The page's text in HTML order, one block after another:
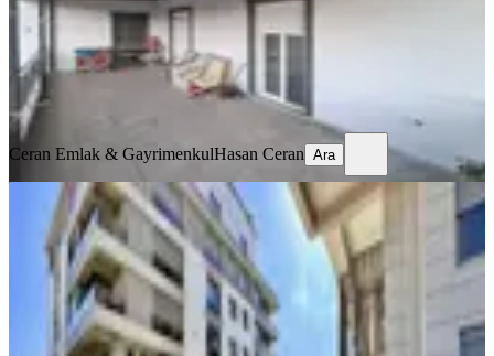
25.000 ₺
Ceran Emlak & GayrimenkulHasan Ceran
Ara
Ceran Emlak & GayrimenkulHasan Ceran Ara
Altınova Mah. Şen Residence'te
Kiralık 2+1 Eşyalı Lüks Daire
Kepez, Altınova Düden Mahallesi
2+1· 100 m² ·1. Kat 06.08.2026